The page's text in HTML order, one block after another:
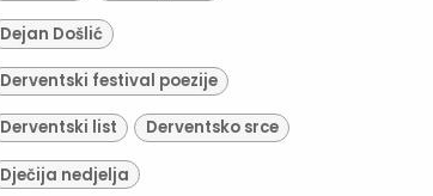
Dejan Došlić
Derventski festival poezije
Derventski list Derventsko srce
Dječija nedjelja